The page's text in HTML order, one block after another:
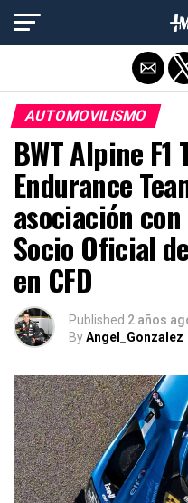
AUTOMOVILISMO
BWT Alpine
Endurance
asociación con
Socio Oficial
en CFD
Published 2 años
ByAngel_Gonzalez
Salir de